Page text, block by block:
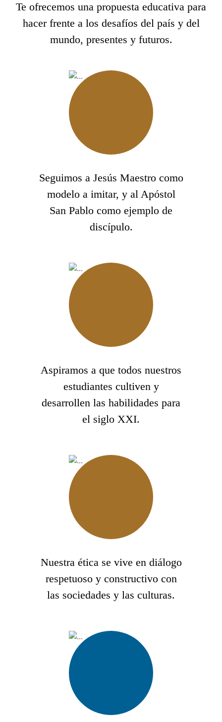
Te ofrecemos una propuesta educativa para
hacer frente a los desafíos del país y del
mundo, presentes y futuros.
Seguimos a Jesús Maestro como
modelo a imitar, y al Apóstol
San Pablo como ejemplo de
discípulo.
Aspiramos a que todos nuestros
estudiantes cultiven y
desarrollen las habilidades para
el siglo XXI.
Nuestra ética se vive en diálogo
respetuoso y constructivo con
las sociedades y las culturas.